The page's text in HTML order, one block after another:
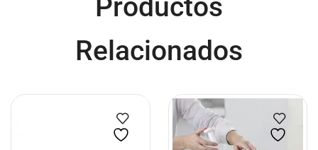
Productos
Relacionados